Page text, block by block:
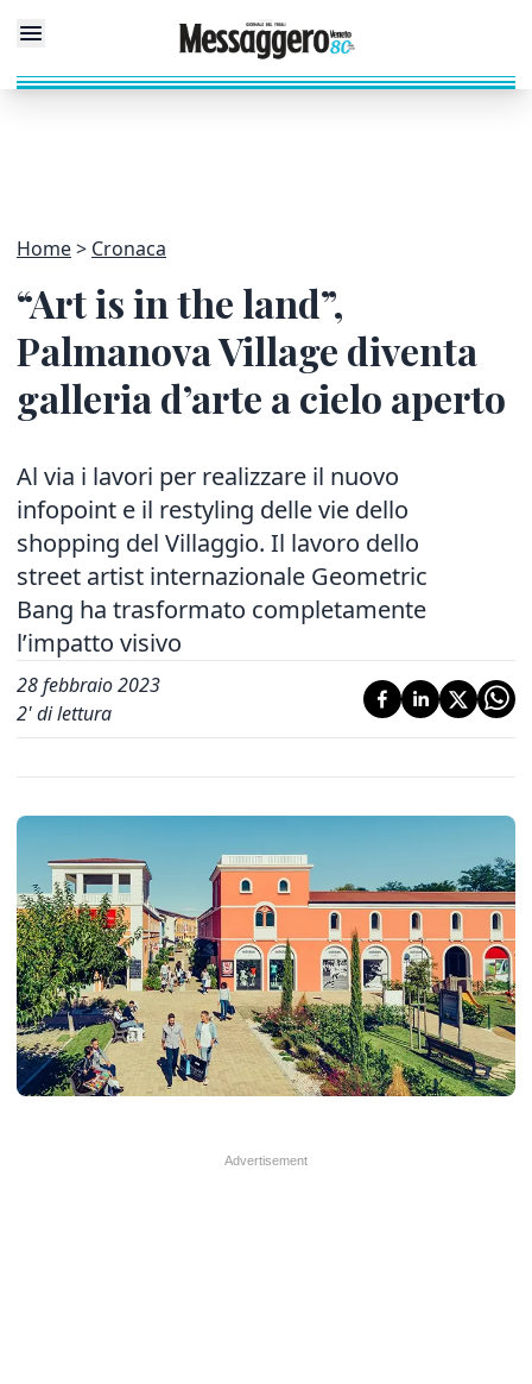
Home Cronaca
“Art is in the land”,
Palmanova Village diventa
galleria d’arte a cielo aperto
Al via i lavori per realizzare il nuovo
infopoint e il restyling delle vie dello
shopping del Villaggio. Il lavoro dello
street artist internazionale Geometric
Bang ha trasformato completamente
l’impatto visivo
28 febbraio 2023
2' di lettura